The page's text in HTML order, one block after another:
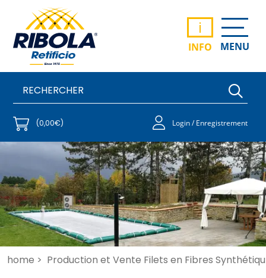
i
INFO MENU
(0,00€) Login / Enregistrement
home > Production et Vente Filets en Fibres